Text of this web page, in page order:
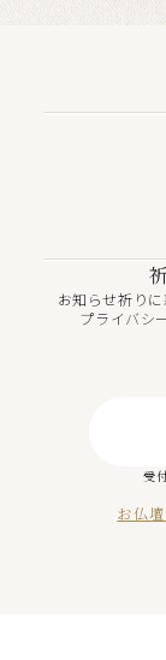
お知らせ祈り
プライバシ
受
お仏